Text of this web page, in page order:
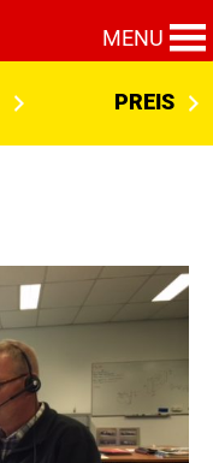
MENU
PREIS